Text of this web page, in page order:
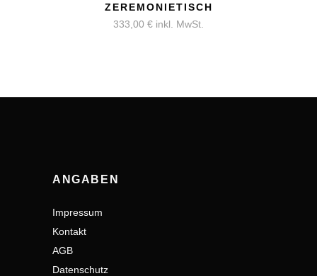
ZEREMONIETISCH
333,00 € inkl. MwSt.
ANGABEN
Impressum
Kontakt
AGB
Datenschutz